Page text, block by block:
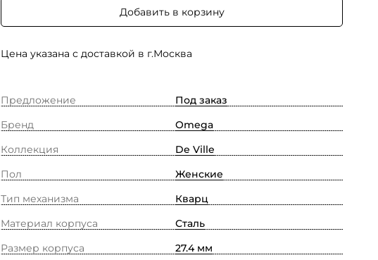
Добавить в корзину
Цена указана с доставкой в г.Москва
Предложение
Под заказ
Бренд
Omega
Коллекция
De Ville
Пол
Женские
Тип механизма
Кварц
Материал корпуса
Сталь
Размер корпуса
27.4 мм